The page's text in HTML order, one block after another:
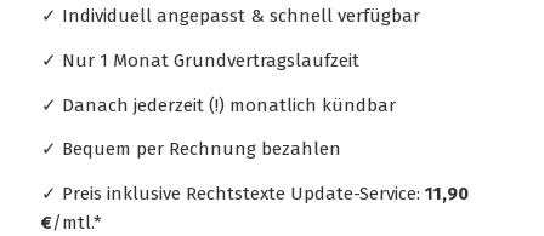
✓ Individuell angepasst & schnell verfügbar
✓ Nur 1 Monat Grundvertragslaufzeit
✓ Danach jederzeit (!) monatlich kündbar
✓ Bequem per Rechnung bezahlen
✓ Preis inklusive Rechtstexte Update-Service: 11,90
€/mtl.*